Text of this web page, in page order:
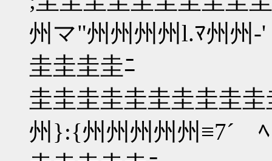
州マ"州州州州l.ﾏ州州
圭圭圭圭ﾆ
圭圭圭圭圭圭圭圭圭
州}:{州州州州州